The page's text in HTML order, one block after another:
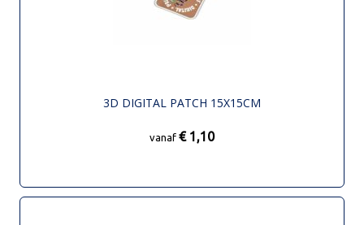
3D DIGITAL PATCH 15X15CM
vanaf € 1,10